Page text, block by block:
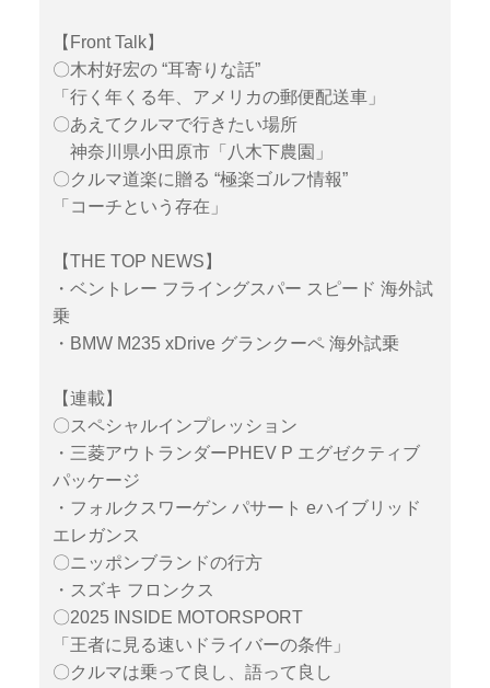
【Front Talk】
〇木村好宏の “耳寄りな話”
「行く年くる年、アメリカの郵便配送車」
〇あえてクルマで行きたい場所
神奈川県小田原市「八木下農園」
〇クルマ道楽に贈る “極楽ゴルフ情報”
「コーチという存在」
【THE TOP NEWS】
・ベントレー フライングスパー スピード 海外試
乗
・BMW M235 xDrive グランクーペ 海外試乗
【連載】
〇スペシャルインプレッション
・三菱アウトランダーPHEV P エグゼクティブ
パッケージ
・フォルクスワーゲン パサート eハイブリッド
エレガンス
〇ニッポンブランドの行方
・スズキ フロンクス
〇2025 INSIDE MOTORSPORT
「王者に見る速いドライバーの条件」
〇クルマは乗って良し、語って良し